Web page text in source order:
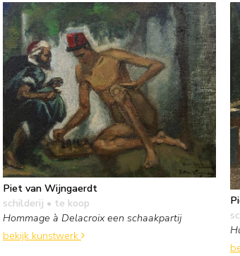
Piet van Wijngaerdt
schilderij • te koop
Hommage à Delacroix een schaakpartij
bekijk kunstwerk